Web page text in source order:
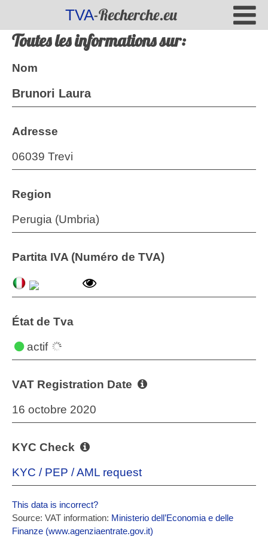
TVA-Recherche.eu
Toutes les informations sur:
Nom
Brunori Laura
Adresse
06039 Trevi
Region
Perugia (Umbria)
Partita IVA (Numéro de TVA)
État de Tva
actif
VAT Registration Date
16 octobre 2020
KYC Check
KYC / PEP / AML request
This data is incorrect?
Source: VAT information: Ministerio dell’Economia e delle
Finanze (www.agenziaentrate.gov.it)